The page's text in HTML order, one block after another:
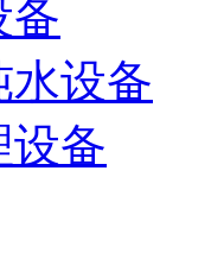
备
水设备
设备